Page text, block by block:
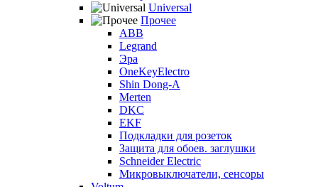
Universal
Прочее
ABB
Legrand
Эра
OneKeyElectro
Shin Dong-A
Merten
DKC
EKF
Подкладки для розеток
Защита для обоев. заглушки
Schneider Electric
Микровыключатели, сенсоры